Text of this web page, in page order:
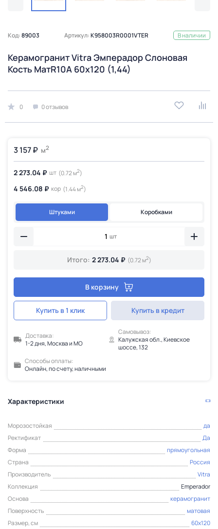
Код:89003 Артикул:K958003R0001VTER В наличии
Керамогранит Vitra Эмперадор Слоновая
Кость МатR10A 60x120 (1,44)
0 0 отзывов
3 157 ₽ м2
2 273.04 ₽ шт (0.72 м2)
4 546.08 ₽ кор (1.44 м2)
Штуками Коробками
шт
Итого: 2 273.04 ₽ (0.72 м2)
В корзину
Купить в 1 клик Купить в кредит
Доставка:
1-2 дня, Москва и МО
Самовывоз:
Калужская обл., Киевское
шоссе, 132
Способы оплаты:
Онлайн, по счету, наличными
Характеристики
Морозостойкая
да
Ректификат
Да
Форма
прямоугольная
Страна
Россия
Производитель
Vitra
Коллекция
Emperador
Основа
керамогранит
Поверхность
матовая
Размер, см
60x120